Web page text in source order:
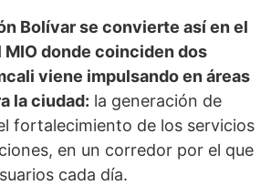
Bolívar se convierte así en el
donde coinciden dos
viene impulsando en áreas
la ciudad: la generación de
fortalecimiento de los servicios
en un corredor por el que
cada día.